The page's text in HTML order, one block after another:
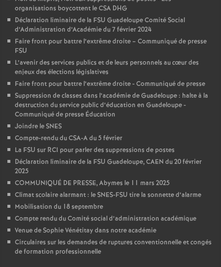
organisations boycottent le CSA DHG
Déclaration liminaire de la FSU Guadeloupe Comité Social
d’Administration d’Académie du 7 février 2024
Faire front pour battre l’extrême droite – Communiqué de presse
FSU
L’avenir des services publics et de leurs personnels au cœur des
enjeux des élections législatives
Faire front pour battre l’extrême droite - Communiqué de presse
Suppression de classes dans l’académie de Guadeloupe : halte à la
destruction du service public d’éducation en Guadeloupe -
Communiqué de presse Éducation
Joindre le SNES
Compte-rendu du CSA-A du 5 février
La FSU sur RCI pour parler des suppressions de postes
Déclaration liminaire de la FSU Guadeloupe, CAEN du 20 février
2025
COMMUNIQUÉ DE PRESSE, Abymes le 11 mars 2025
Climat scolaire alarmant : le SNES-FSU tire la sonnette d’alarme
Mobilisation du 18 septembre
Compte rendu du Comité social d’administration académique
Venue de Sophie Vénétitay dans notre académie
Circulaires sur les demandes de ruptures conventionnelle et congés
de formation professionnelle